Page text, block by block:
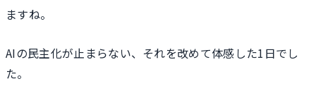
ますね。
AIの民主化が止まらない、それを改めて体感した1日でし
た。